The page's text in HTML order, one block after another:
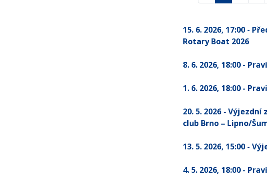
15. 6. 2026, 17:00 -
Rotary Boat 2026
8. 6. 2026, 18:00 -
1. 6. 2026, 18:00 -
20. 5. 2026 -
club Brno – Lipno/
13. 5. 2026, 15:00 -
4. 5. 2026, 18:00 -